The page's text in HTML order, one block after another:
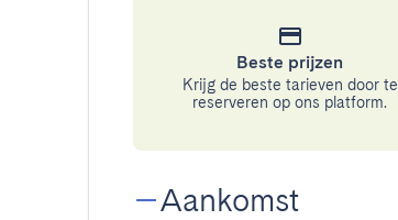
Beste prijzen
Krijg de beste tarieven door te
reserveren op ons platform.
Aankomst